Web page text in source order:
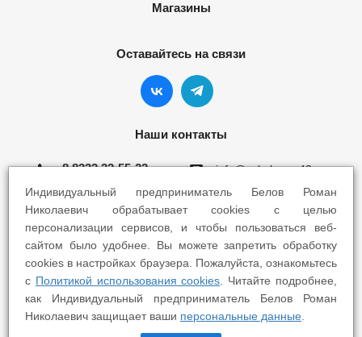
Магазины
Оставайтесь на связи
Наши контакты
8 8332 22-55-22 info@yokohama43.ru
Киров, ул. Ломоносова 5Б
Киров, ул. Профсоюзная 7А
2025 © Yokohama Киров - Шины Диски Сервис
Индивидуальный предприниматель Белов Роман
Николаевич обрабатывает cookies с целью
персонализации сервисов, и чтобы пользоваться веб-
сайтом было удобнее. Вы можете запретить обработку
cookies в настройках браузера. Пожалуйста, ознакомьтесь
с Политикой использования cookies . Читайте подробнее,
как Индивидуальный предприниматель Белов Роман
Николаевич защищает ваши персональные данные